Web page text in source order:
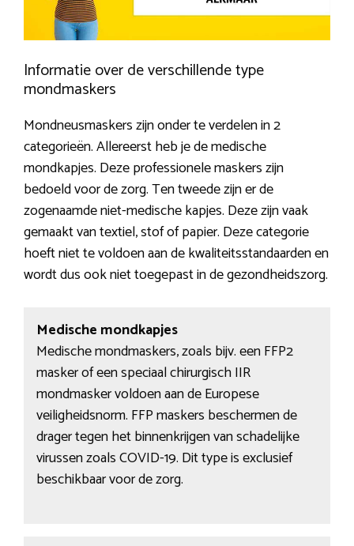
Informatie over de verschillende type
mondmaskers
Mondneusmaskers zijn onder te verdelen in 2
categorieën. Allereerst heb je de medische
mondkapjes. Deze professionele maskers zijn
bedoeld voor de zorg. Ten tweede zijn er de
zogenaamde niet-medische kapjes. Deze zijn vaak
gemaakt van textiel, stof of papier. Deze categorie
hoeft niet te voldoen aan de kwaliteitsstandaarden en
wordt dus ook niet toegepast in de gezondheidszorg.
Medische mondkapjes
Medische mondmaskers, zoals bijv. een FFP2
masker of een speciaal chirurgisch IIR
mondmasker voldoen aan de Europese
veiligheidsnorm. FFP maskers beschermen de
drager tegen het binnenkrijgen van schadelijke
virussen zoals COVID-19. Dit type is exclusief
beschikbaar voor de zorg.